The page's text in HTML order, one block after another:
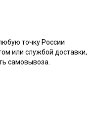
точку России
или службой доставки,
самовывоза.